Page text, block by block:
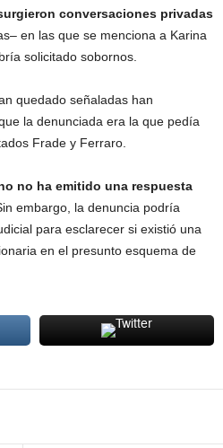
conversaciones privadas
en las que se menciona a Karina
solicitado sobornos.
quedado señaladas han
la denunciada era la que pedía
Frade y Ferraro.
no ha emitido una respuesta
embargo, la denuncia podría
para esclarecer si existió una
en el presunto esquema de